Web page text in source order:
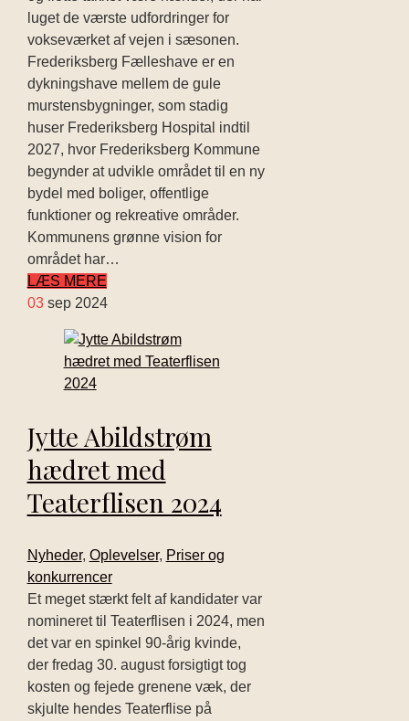
luget de værste udfordringer for
vokseværket af vejen i sæsonen.
Frederiksberg Fælleshave er en
dykningshave mellem de gule
murstensbygninger, som stadig
huser Frederiksberg Hospital indtil
2027, hvor Frederiksberg Kommune
begynder at udvikle området til en ny
bydel med boliger, offentlige
funktioner og rekreative områder.
Kommunens grønne vision for
området har…
LÆS MERE
03 sep 2024
Jytte Abildstrøm
hædret med
Teaterflisen 2024
Nyheder, Oplevelser, Priser og
konkurrencer
Et meget stærkt felt af kandidater var
nomineret til Teaterflisen i 2024, men
det var en spinkel 90-årig kvinde,
der fredag 30. august forsigtigt tog
kosten og fejede grenene væk, der
skjulte hendes Teaterflise på